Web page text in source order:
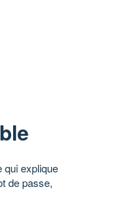
qui explique
de passe,